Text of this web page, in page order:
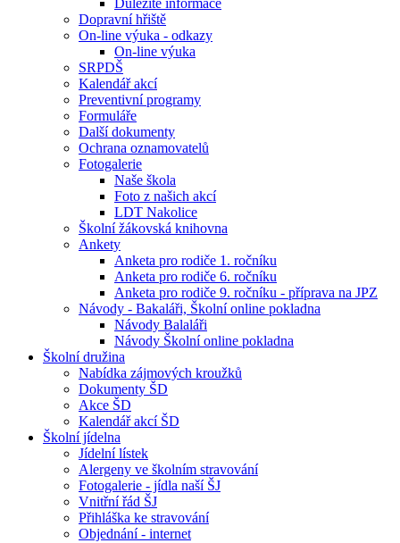
Důležité informace
Dopravní hřiště
On-line výuka - odkazy
On-line výuka
SRPDŠ
Kalendář akcí
Preventivní programy
Formuláře
Další dokumenty
Ochrana oznamovatelů
Fotogalerie
Naše škola
Foto z našich akcí
LDT Nakolice
Školní žákovská knihovna
Ankety
Anketa pro rodiče 1. ročníku
Anketa pro rodiče 6. ročníku
Anketa pro rodiče 9. ročníku - příprava na JPZ
Návody - Bakaláři, Školní online pokladna
Návody Balaláři
Návody Školní online pokladna
Školní družina
Nabídka zájmových kroužků
Dokumenty ŠD
Akce ŠD
Kalendář akcí ŠD
Školní jídelna
Jídelní lístek
Alergeny ve školním stravování
Fotogalerie - jídla naší ŠJ
Vnitřní řád ŠJ
Přihláška ke stravování
Objednání - internet